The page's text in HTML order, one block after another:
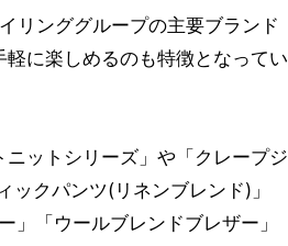
リンググループの主要ブランド
に楽しめるのも特徴となってい
ットシリーズ」や「クレープジ
クパンツ(リネンブレンド)」
」「ウールブレンドブレザー」